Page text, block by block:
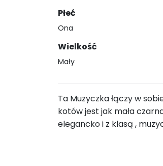
Płeć
Ona
Wielkość
Mały
Ta Muzyczka łączy w
kotów jest jak mała
elegancko i z klasą ,